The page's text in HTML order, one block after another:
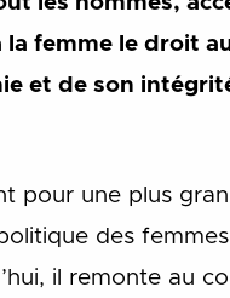
la femme le droit
et de son
pour une plus
des
il remonte au